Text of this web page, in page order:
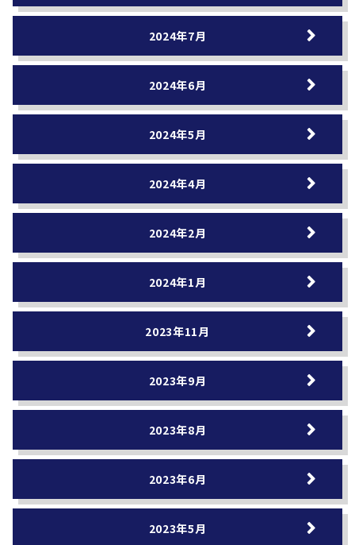
2024年7月
2024年6月
2024年5月
2024年4月
2024年2月
2024年1月
2023年11月
2023年9月
2023年8月
2023年6月
2023年5月